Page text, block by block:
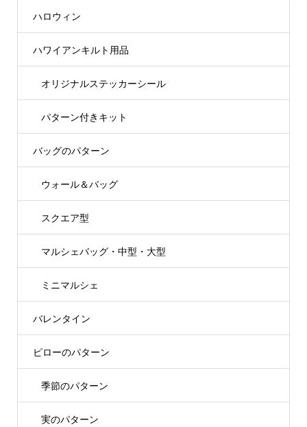
ハロウィン
ハワイアンキルト用品
オリジナルステッカーシール
パターン付きキット
バッグのパターン
ウォール＆バッグ
スクエア型
マルシェバッグ・中型・大型
ミニマルシェ
バレンタイン
ピローのパターン
季節のパターン
実のパターン